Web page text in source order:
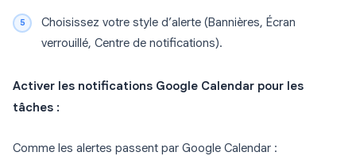
Choisissez votre style d’alerte (Bannières, Écran
verrouillé, Centre de notifications).
Activer les notifications Google Calendar pour les
tâches :
Comme les alertes passent par Google Calendar :